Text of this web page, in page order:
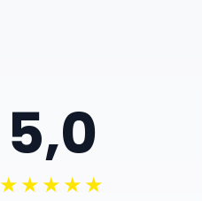
5,0
★★★★★